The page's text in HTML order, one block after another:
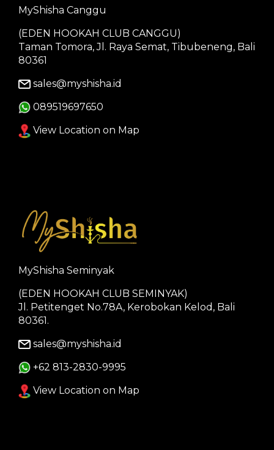
MyShisha Canggu
(EDEN HOOKAH CLUB CANGGU)
Taman Tomora, Jl. Raya Semat, Tibubeneng, Bali
80361
sales@myshisha.id
089519697650
View Location on Map
MyShisha Seminyak
(EDEN HOOKAH CLUB SEMINYAK)
Jl. Petitenget No.78A, Kerobokan Kelod, Bali
80361.
sales@myshisha.id
+62 813-2830-9995
View Location on Map